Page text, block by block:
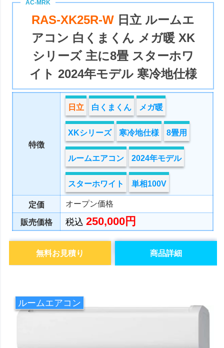
RAS-XK25R-W 日立 ルームエ
アコン 白くまくん メガ暖 XK
シリーズ 主に8畳 スターホワ
イト 2024年モデル 寒冷地仕様
特徴
日立 白くまくん メガ暖
XKシリーズ 寒冷地仕様 8畳用
ルームエアコン 2024年モデル
スターホワイト 単相100V
定価 オープン価格
販売価格 税込250,000円
商品詳細
無料お見積り
ルームエアコン